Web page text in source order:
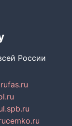
России
fas.ru
cemko.ru